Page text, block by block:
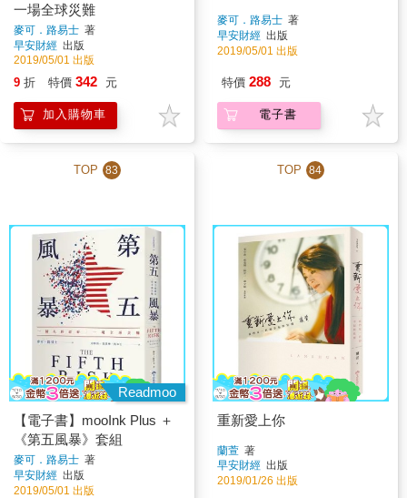
一場全球災難
麥可．路易士 著
早安財經 出版
2019/05/01 出版
9 折 特價 342 元
加入購物車
麥可．路易士 著
早安財經 出版
2019/05/01 出版
特價 288 元
電子書
TOP 83
Readmoo
【電子書】mooInk Plus ＋
《第五風暴》套組
麥可．路易士 著
早安財經 出版
2019/05/01 出版
TOP 84
重新愛上你
蘭萱 著
早安財經 出版
2019/01/26 出版